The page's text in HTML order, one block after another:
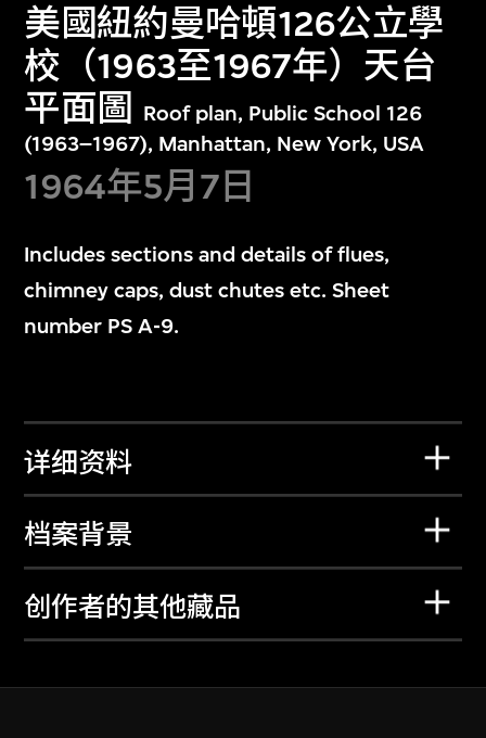
美國紐約曼哈頓126公立學
校（1963至1967年）天台
平面圖
Roof plan, Public School 126
(1963–1967), Manhattan, New York, USA
1964年5月7日
Includes sections and details of flues,
chimney caps, dust chutes etc. Sheet
number PS A-9.
详细资料
档案背景
创作者的其他藏品